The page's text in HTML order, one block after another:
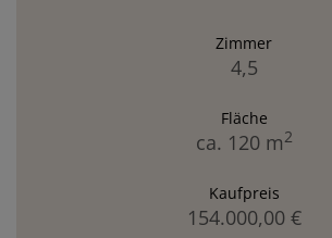
Zimmer
4,5
Fläche
ca. 120 m2
Kaufpreis
154.000,00 €